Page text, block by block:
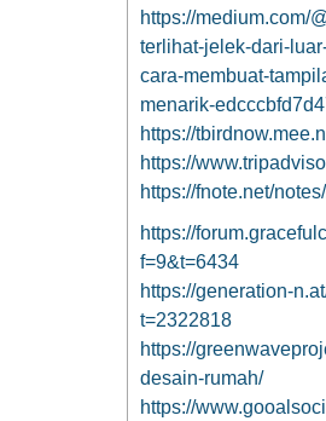
https://medium.com/
terlihat-jelek-dari-
cara-membuat-
menarik-
https://
https://
https://fnote.net/
https://
f=9&t=6434
https://generation-
t=2322818
https://
desain-rumah/
https://